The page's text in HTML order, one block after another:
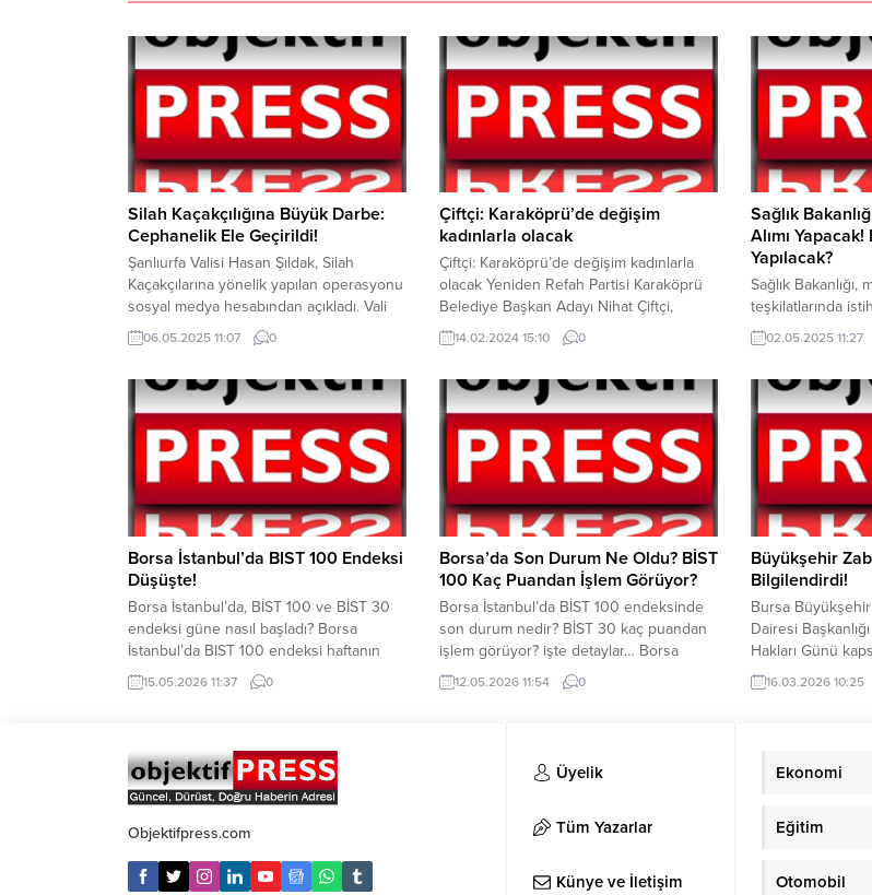
Silah Kaçakçılığına Büyük Darbe:
Cephanelik Ele Geçirildi!
Şanlıurfa Valisi Hasan Şıldak, Silah
Kaçakçılarına yönelik yapılan operasyonu
sosyal medya hesabından açıkladı. Vali
Şıldak, Jandarma tarafından Viranşehir’de
14 ayrı adrese operasyon yapıldı.
tarafından Viranşehir’de 14 ayrı adrese
yönelik eş zamanlı olarak operasyon
yapıldı. Operasyonda çok sayıda silah ve
mühimmat ele geçirildi. Operasyonda; 5
Adet Kalaşnikof...
06.05.2025 11:07 0
Çiftçi: Karaköprü’de değişim
kadınlarla olacak
Çiftçi: Karaköprü’de değişim kadınlarla
olacak Yeniden Refah Partisi Karaköprü
Belediye Başkan Adayı Nihat Çiftçi,
Karaköprü’de değişimin kadınlarla
olacağını söyledi.Ahlaklı Belediyecilik
Partisi Karaköprü Belediye Başkan adayı
Nihat Çiftçi, saha çalışmalarını sürdürüyor.
Çalışmaları kapsamında Şanlıurfa’da tek
olma özelliği taşıyan Kadın Seçim Ofisi
açılışını yaptı. Kadın Seçim Ofisi...
14.02.2024 15:10 0
Sağlık
Alımı
Yapılacak?
Sağlık
teşkilatlarında
toplam 19.000
Sözleşmeli
Kamu Personel
sonuçlarına göre
Ölçme, Seçme
(ÖSYM)
Adaylar,tercih
tarihleri arasında
internet adresi
02.05.2025 11:27
Borsa İstanbul’da BIST 100 Endeksi
Düşüşte!
Borsa İstanbul’da, BİST 100 ve BİST 30
endeksi güne nasıl başladı? Borsa
İstanbul’da BIST 100 endeksi haftanın
son işlem gününe düşüşle başladı. BIST
100 endeksi, açılışta yaklaşık yüzde 0,81
puandan yaptı. BİST 100 endeksi, saat
11.34 itibariyle 14.373,35 puandan işlem...
15.05.2026 11:37 0
Borsa’da Son Durum Ne Oldu? BİST
100 Kaç Puandan İşlem Görüyor?
Borsa İstanbul’da BİST 100 endeksinde
son durum nedir? BİST 30 kaç puandan
işlem görüyor? işte detaylar… Borsa
İstanbul’da BİST 100 endeksi, haftanın
ikinci işlem gününe yükselişle başladı.
artış sağlayarak 15.141,38 puandan
başladı. BİST 100 endeksi, dün kapanışı
15.133,54 puandan yaptı. BİST 100
12.05.2026 11:54 0
Büyükşehir
Bilgilendirdi!
Bursa
Dairesi
Hakları Günü
vatandaşlara
hakları
broşürler dağıtan
ticaretin
16.03.2026 10:25
Objektifpress.com
Üyelik
Tüm Yazarlar
Künye ve İletişim
Ekonomi
Eğitim
Otomobil